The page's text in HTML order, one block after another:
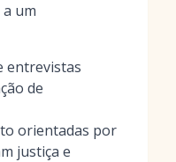
um
entrevistas
de
orientadas por
justiça e